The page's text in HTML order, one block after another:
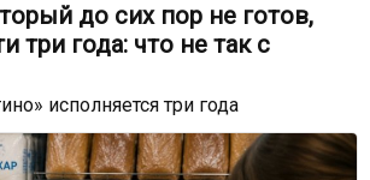
до сих пор не готов,
три года: что не так с
исполняется три года